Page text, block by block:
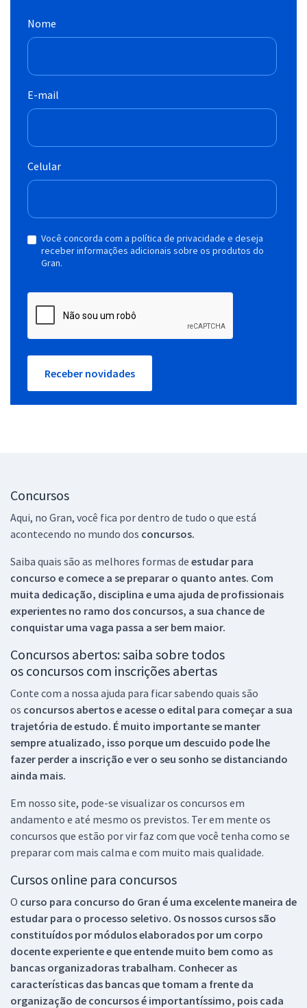
Nome
E-mail
Celular
Você concorda com a política de privacidade e deseja
receber informações adicionais sobre os produtos do
Gran.
Receber novidades
Concursos
Aqui, no Gran, você fica por dentro de tudo o que está
acontecendo no mundo dos concursos.
Saiba quais são as melhores formas de estudar para
concurso e comece a se preparar o quanto antes. Com
muita dedicação, disciplina e uma ajuda de profissionais
experientes no ramo dos concursos, a sua chance de
conquistar uma vaga passa a ser bem maior.
Concursos abertos: saiba sobre todos
os concursos com inscrições abertas
Conte com a nossa ajuda para ficar sabendo quais são
os concursos abertos e acesse o edital para começar a sua
trajetória de estudo. É muito importante se manter
sempre atualizado, isso porque um descuido pode lhe
fazer perder a inscrição e ver o seu sonho se distanciando
ainda mais.
Em nosso site, pode-se visualizar os concursos em
andamento e até mesmo os previstos. Ter em mente os
concursos que estão por vir faz com que você tenha como se
preparar com mais calma e com muito mais qualidade.
Cursos online para concursos
O curso para concurso do Gran é uma excelente maneira de
estudar para o processo seletivo. Os nossos cursos são
constituídos por módulos elaborados por um corpo
docente experiente e que entende muito bem como as
bancas organizadoras trabalham. Conhecer as
características das bancas que tomam a frente da
organização de concursos é importantíssimo, pois cada